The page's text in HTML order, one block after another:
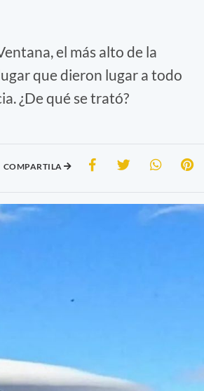
el más alto de la
que dieron lugar a todo
¿De qué se trató?
COMPARTILA